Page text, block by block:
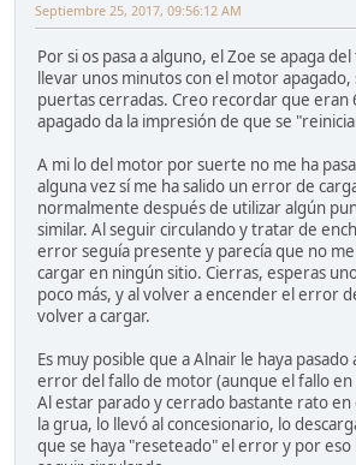
Septiembre 25, 2017, 09:56:12 AM
Por si os pasa a alguno, el Zoe se apaga
llevar unos minutos con el motor apagado,
puertas cerradas. Creo recordar que eran
apagado da la impresión de que se
A mi lo del motor por suerte no me ha
alguna vez sí me ha salido un error de
normalmente después de utilizar algún
similar. Al seguir circulando y tratar de
error seguía presente y parecía que no
cargar en ningún sitio. Cierras, esperas
poco más, y al volver a encender el error
volver a cargar.
Es muy posible que a Alnair le haya
error del fallo de motor (aunque el fallo en
Al estar parado y cerrado bastante rato
la grua, lo llevó al concesionario, lo
que se haya "reseteado" el error y por